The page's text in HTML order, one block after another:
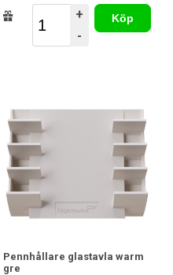
+
-
Köp
Pennhållare glastavla warm
gre